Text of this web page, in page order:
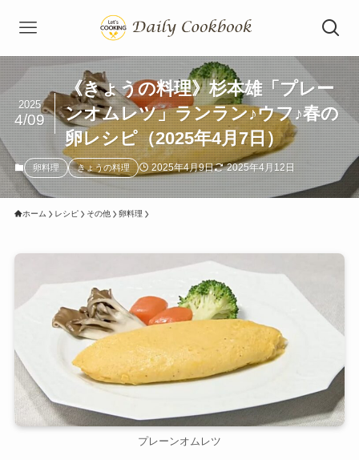
《きょうの料理》杉本雄「プレー
ンオムレツ」ランラン♪ウフ♪春の
卵レシピ（2025年4月7日）
2025
4/09
卵料理 きょうの料理 2025年4月9日 2025年4月12日
ホーム レシピ その他 卵料理
プレーンオムレツ